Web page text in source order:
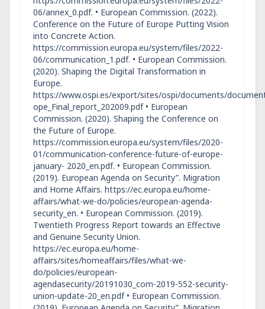
06/annex_0.pdf. • European Commission. (2022).
Conference on the Future of Europe Putting Vision
into Concrete Action.
https://commission.europa.eu/system/files/2022-
06/communication_1.pdf. • European Commission.
(2020). Shaping the Digital Transformation in
Europe.
https://www.ospi.es/export/sites/ospi/documents/
ope_Final_report_202009.pdf • European
Commission. (2020). Shaping the Conference on
the Future of Europe.
https://commission.europa.eu/system/files/2020-
01/communication-conference-future-of-europe-
january- 2020_en.pdf. • European Commission.
(2019). European Agenda on Security”. Migration
and Home Affairs. https://ec.europa.eu/home-
affairs/what-we-do/policies/european-agenda-
security_en. • European Commission. (2019).
Twentieth Progress Report towards an Effective
and Genuine Security Union.
https://ec.europa.eu/home-
affairs/sites/homeaffairs/files/what-we-
do/policies/european-
agendasecurity/20191030_com-2019-552-security-
union-update-20_en.pdf • European Commission.